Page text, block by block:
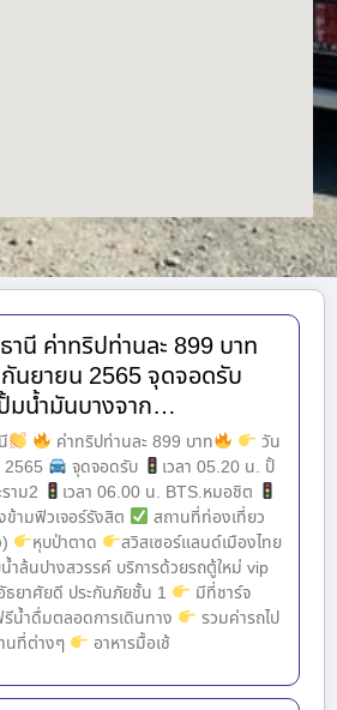
นี ค่าทริปท่านละ 899 บาท
นยายน 2565 จุดจอดรับ
มน้ำมันบางจาก…
ค่าทริปท่านละ 899 บาท
วัน
จุดจอดรับ
เวลา 05.20 น. ปั้
าม2
เวลา 06.00 น. BTS.หมอชิต
ามฟิวเจอร์รังสิต
สถานที่ท่องเที่ยว
หุบป่าตาด
สวิสเซอร์แลนด์เมืองไทย
ำล้นปางสวรรค์ บริการด้วยรถตู้ใหม่ vip
ยาศัยดี ประกันภัยชั้น 1
มีที่ชาร์จ
น้ำดื่มตลอดการเดินทาง
รวมค่ารถไป
นที่ต่างๆ อาหารมื้อเช้